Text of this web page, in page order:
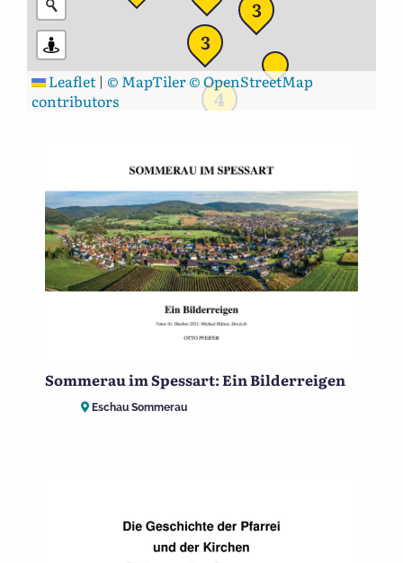
3
4
3
Leaflet | © MapTiler© OpenStreetMap
contributors
Sommerau im Spessart: Ein Bilderreigen
Eschau Sommerau